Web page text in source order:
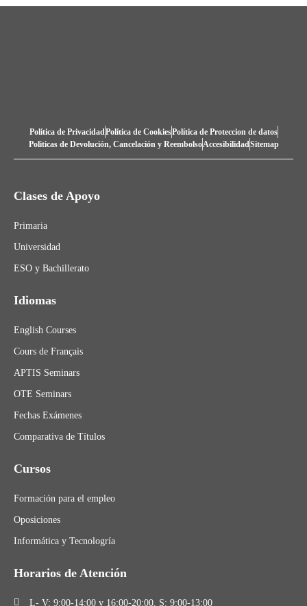
Política de PrivacidadPolítica de CookiesPolítica de Proteccion de datos
Politicas de Devolución, Cancelación y ReembolsoAccesibilidadSitemap
Clases de Apoyo
Primaria
Universidad
ESO y Bachillerato
Idiomas
English Courses
Cours de Français
APTIS Seminars
OTE Seminars
Fechas Exámenes
Comparativa de Títulos
Cursos
Formación para el empleo
Oposiciones
Informática y Tecnologría
Horarios de Atención
L- V: 9:00-14:00 y 16:00-20:00. S: 9:00-13:00